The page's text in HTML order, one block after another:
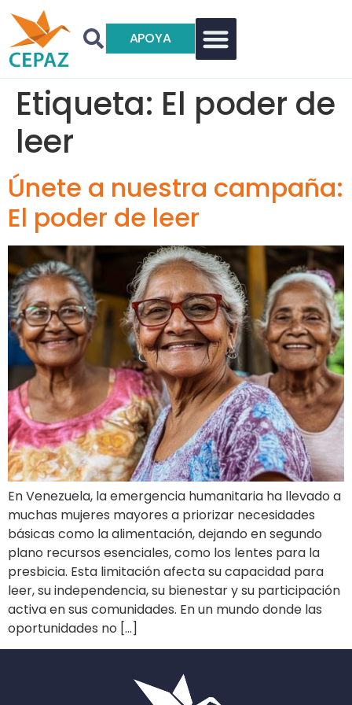
APOYA
Etiqueta: El poder de
leer
Únete a nuestra campaña:
El poder de leer
En Venezuela, la emergencia humanitaria ha llevado a
muchas mujeres mayores a priorizar necesidades
básicas como la alimentación, dejando en segundo
plano recursos esenciales, como los lentes para la
presbicia. Esta limitación afecta su capacidad para
leer, su independencia, su bienestar y su participación
activa en sus comunidades. En un mundo donde las
oportunidades no […]